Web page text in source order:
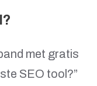
met gratis
SEO tool?”